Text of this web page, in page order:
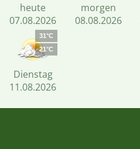
heute
07.08.2026
morgen
08.08.2026
31°C
21°C
Dienstag
11.08.2026